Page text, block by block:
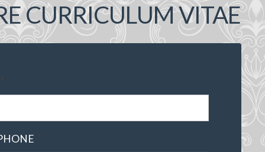
CURRICULUM VITAE